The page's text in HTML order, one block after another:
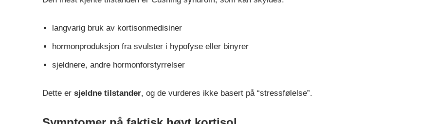
langvarig bruk av kortisonmedisiner
hormonproduksjon fra svulster i hypofyse eller binyrer
sjeldnere, andre hormonforstyrrelser
Dette er sjeldne tilstander, og de vurderes ikke basert på “stressfølelse”.